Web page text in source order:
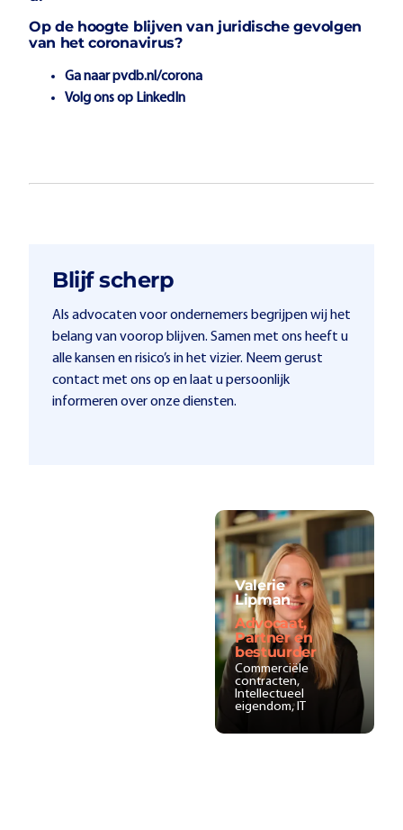
Op de hoogte blijven van juridische gevolgen
van het coronavirus?
Ga naarpvdb.nl/corona
Volg ons op LinkedIn
Blijf scherp
Als advocaten voor ondernemers begrijpen wij het
belang van voorop blijven. Samen met ons heeft u
alle kansen en risico’s in het vizier. Neem gerust
contact met ons op en laat u persoonlijk
informeren over onze diensten.
Valerie
Lipman
Advocaat,
Partner en
bestuurder
Commerciële
contracten,
Intellectueel
eigendom, IT